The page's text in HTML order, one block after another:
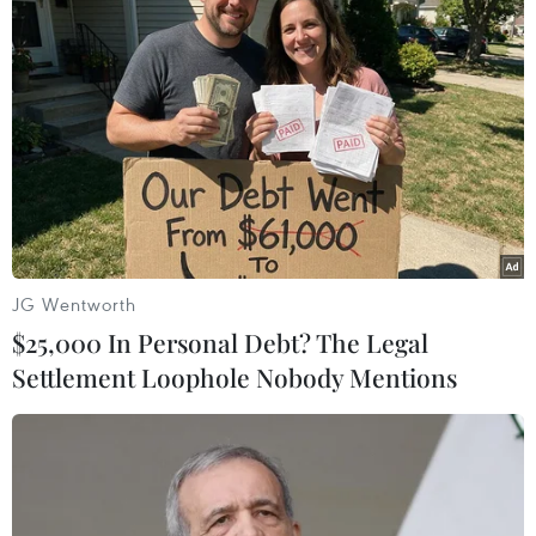
Ông Lương Ngọc Trương, Giám đốc Trung tâm
Kiểm soát bệnh tật tỉnh Thanh Hóa cho biết
hiện Trung tâm đang khẩn trương làm các xét
nghiệm về COVID-19 lần 2 cho trường hợp anh
M./.
(TTXVN/Vietnam+)
JG Wentworth
$25,000 In Personal Debt? The Legal
Settlement Loophole Nobody Mentions